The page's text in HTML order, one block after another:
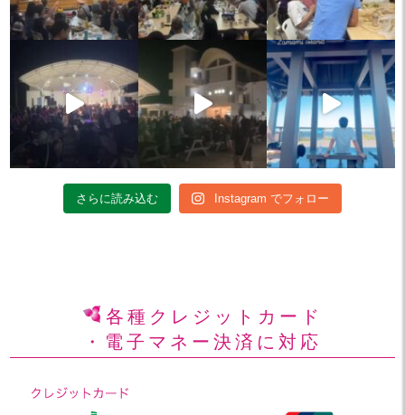
さらに読み込む Instagram でフォロー
各種クレジットカード
・電子マネー決済に対応